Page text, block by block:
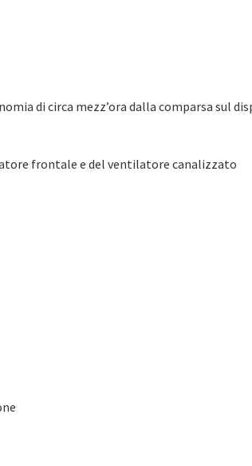
di circa mezz’ora dalla comparsa sul
frontale e del ventilatore canalizzato